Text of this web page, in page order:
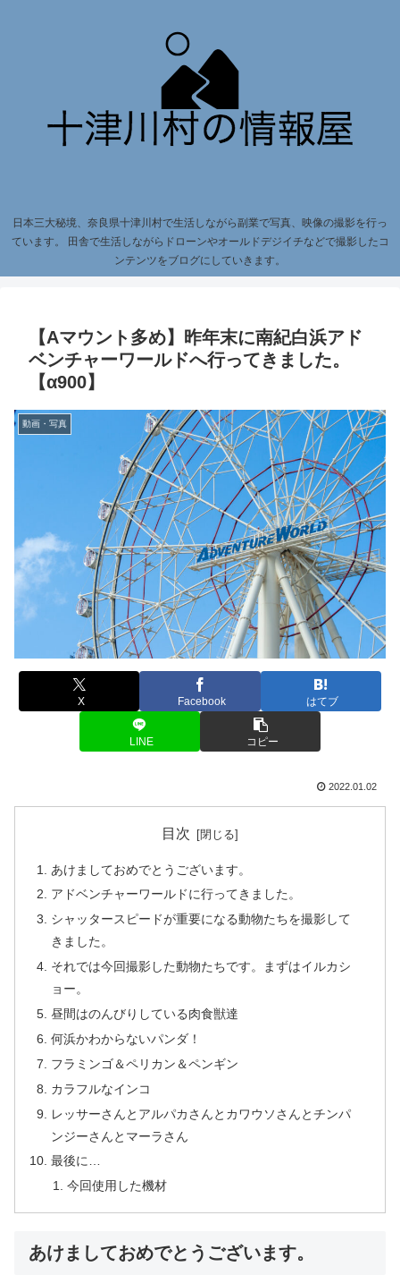
日本三大秘境、奈良県十津川村で生活しながら副業で写真、映像の撮影を行っ
ています。 田舎で生活しながらドローンやオールドデジイチなどで撮影したコ
ンテンツをブログにしていきます。
【Aマウント多め】昨年末に南紀白浜アド
ベンチャーワールドへ行ってきました。
【α900】
動画・写真
X Facebook はてブ
LINE コピー
2022.01.02
目次
あけましておめでとうございます。
アドベンチャーワールドに行ってきました。
シャッタースピードが重要になる動物たちを撮影して
きました。
それでは今回撮影した動物たちです。まずはイルカシ
ョー。
昼間はのんびりしている肉食獣達
何浜かわからないパンダ！
フラミンゴ＆ペリカン＆ペンギン
カラフルなインコ
レッサーさんとアルパカさんとカワウソさんとチンパ
ンジーさんとマーラさん
最後に…
今回使用した機材
あけましておめでとうございます。